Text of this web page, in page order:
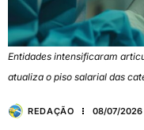
Entidades intensificaram
atualiza o piso salarial das
REDAÇÃO 08/07/2026